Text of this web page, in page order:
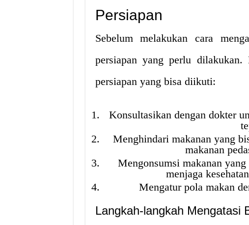
Persiapan
Sebelum melakukan cara
persiapan yang perlu dilakukan.
persiapan yang bisa diikuti:
Konsultasikan dengan dokter
Menghindari makanan yang
makanan
Mengonsumsi makanan
menjaga
Mengatur pola makan
Langkah-langkah Mengatasi